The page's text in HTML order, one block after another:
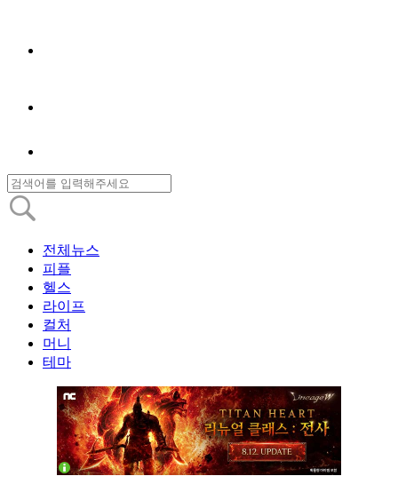
전체뉴스
피플
헬스
라이프
컬처
머니
테마